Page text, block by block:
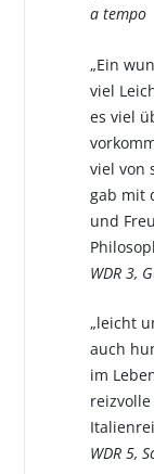
a tempo
„Ein
viel
es viel
viel von
gab mit
und
WDR 3,
„leicht
auch
im
WDR 5,